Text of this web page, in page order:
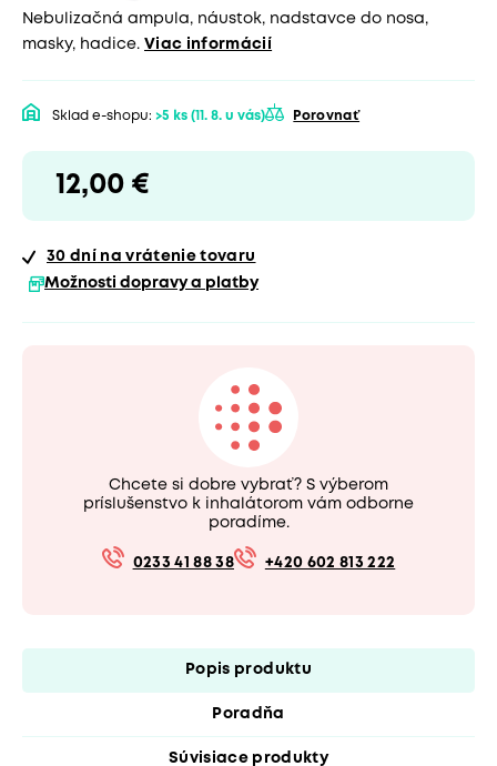
Nebulizačná ampula, náustok, nadstavce do nosa,
masky, hadice. Viac informácií
Sklad e-shopu: >5 ks (11. 8. u vás) Porovnať
12,00 €
30 dní na vrátenie tovaru
Možnosti dopravy a platby
Chcete si dobre vybrať? S výberom
príslušenstvo k inhalátorom vám odborne
poradíme.
0233 41 88 38 +420 602 813 222
Popis produktu
Poradňa
Súvisiace produkty